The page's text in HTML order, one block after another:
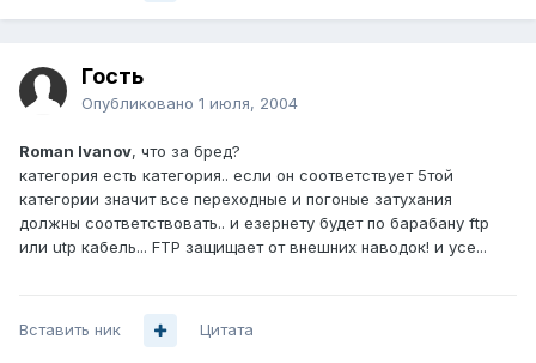
Гость
Опубликовано 1 июля, 2004
Roman Ivanov, что за бред?
категория есть категория.. если он соответствует 5той
категории значит все переходные и погоные затухания
должны соответствовать.. и езернету будет по барабану ftp
или utp кабель... FTP защищает от внешних наводок! и усе...
Вставить ник Цитата